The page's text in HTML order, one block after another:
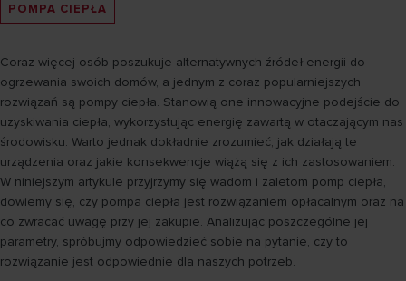
POMPA CIEPŁA
Coraz więcej osób poszukuje alternatywnych źródeł energii do
ogrzewania swoich domów, a jednym z coraz popularniejszych
rozwiązań są pompy ciepła. Stanowią one innowacyjne podejście do
uzyskiwania ciepła, wykorzystując energię zawartą w otaczającym nas
środowisku. Warto jednak dokładnie zrozumieć, jak działają te
urządzenia oraz jakie konsekwencje wiążą się z ich zastosowaniem.
W niniejszym artykule przyjrzymy się wadom i zaletom pomp ciepła,
dowiemy się, czy pompa ciepła jest rozwiązaniem opłacalnym oraz na
co zwracać uwagę przy jej zakupie. Analizując poszczególne jej
parametry, spróbujmy odpowiedzieć sobie na pytanie, czy to
rozwiązanie jest odpowiednie dla naszych potrzeb.